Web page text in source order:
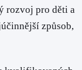
rozvoj pro děti a
způsob,